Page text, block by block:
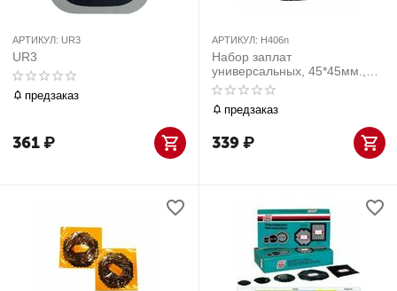
АРТИКУЛ: UR3
UR3
предзаказ
361₽
АРТИКУЛ: H406n
Набор заплат
универсальных, 45*45мм.,
45шт
предзаказ
339₽